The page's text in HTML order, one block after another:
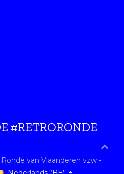
#RETRORONDE
van Vlaanderen vzw -